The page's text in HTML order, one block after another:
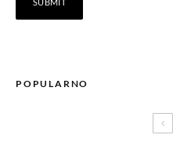
POPULARNO